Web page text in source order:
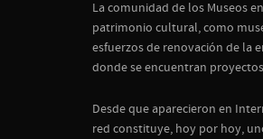
La comunidad de los Museos
patrimonio cultural, como
esfuerzos de renovación de la
donde se encuentran
Desde que aparecieron en
red constituye, hoy por hoy,